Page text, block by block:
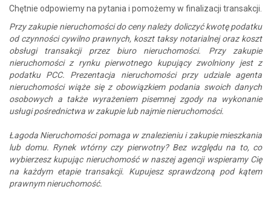
Chętnie odpowiemy na pytania i pomożemy w finalizacji transakcji.
Przy zakupie nieruchomości do ceny należy doliczyć kwotę podatku
od czynności cywilno prawnych, koszt taksy notarialnej oraz koszt
obsługi transakcji przez biuro nieruchomości. Przy zakupie
nieruchomości z rynku pierwotnego kupujący zwolniony jest z
podatku PCC. Prezentacja nieruchomości przy udziale agenta
nieruchomości wiąże się z obowiązkiem podania swoich danych
osobowych a także wyrażeniem pisemnej zgody na wykonanie
usługi pośrednictwa w zakupie lub najmie nieruchomości.
Łagoda Nieruchomości pomaga w znalezieniu i zakupie mieszkania
lub domu. Rynek wtórny czy pierwotny? Bez względu na to, co
wybierzesz kupując nieruchomość w naszej agencji wspieramy Cię
na każdym etapie transakcji. Kupujesz sprawdzoną pod kątem
prawnym nieruchomość.